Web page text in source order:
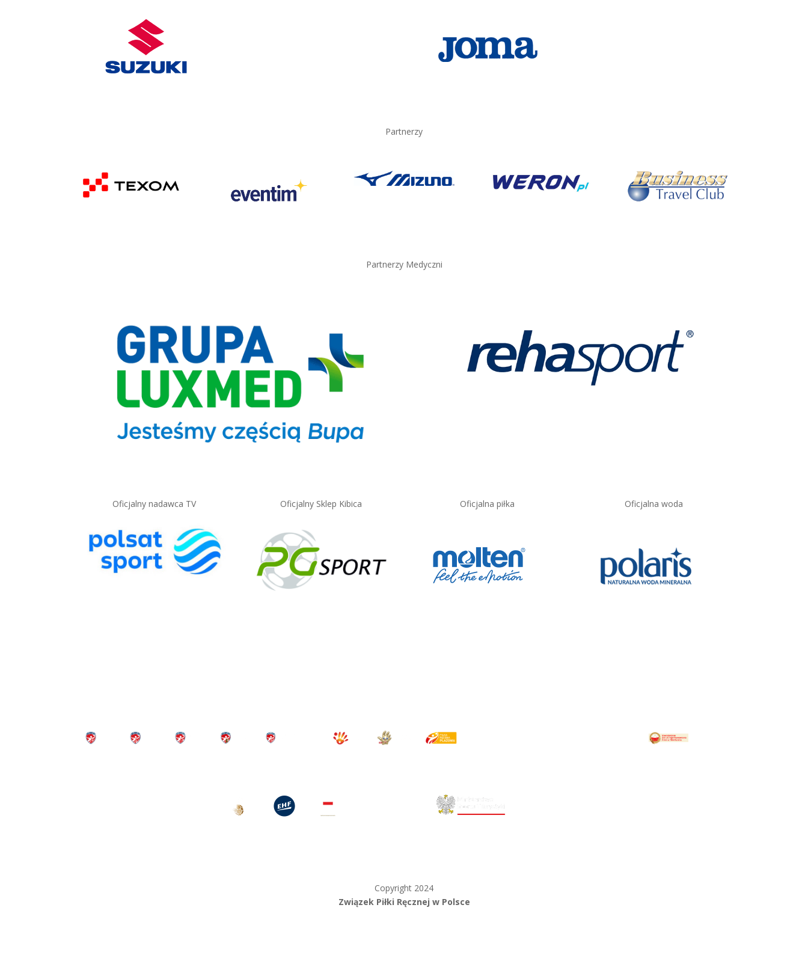
Partnerzy
Partnerzy Medyczni
Oficjalny nadawca TV Oficjalny Sklep Kibica Oficjalna piłka Oficjalna woda
Copyright 2024
Związek Piłki Ręcznej w Polsce